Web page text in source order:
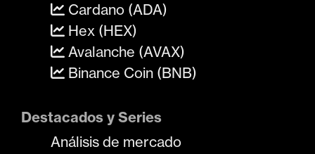
Cardano (ADA)
Hex (HEX)
Avalanche (AVAX)
Binance Coin (BNB)
Destacados y Series
Análisis de mercado